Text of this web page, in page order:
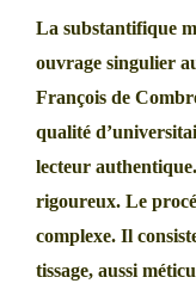
La substantifique
ouvrage singulier
François de
qualité
lecteur
rigoureux. Le
complexe. Il
tissage, aussi